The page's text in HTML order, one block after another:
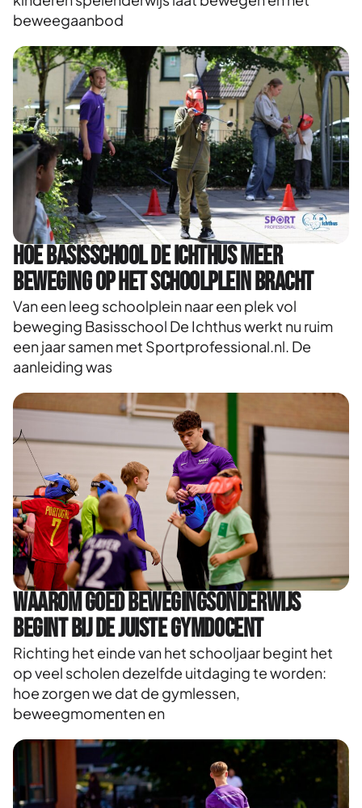
beweegaanbod
Hoe Basisschool De Ichthus meer
beweging op het schoolplein bracht
Van een leeg schoolplein naar een plek vol
beweging Basisschool De Ichthus werkt nu ruim
een jaar samen met Sportprofessional.nl. De
aanleiding was
Waarom goed bewegingsonderwijs
begint bij de juiste gymdocent
Richting het einde van het schooljaar begint het
op veel scholen dezelfde uitdaging te worden:
hoe zorgen we dat de gymlessen,
beweegmomenten en